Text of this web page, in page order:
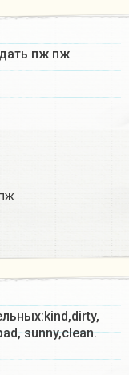
пж пж
sunny,clean.​